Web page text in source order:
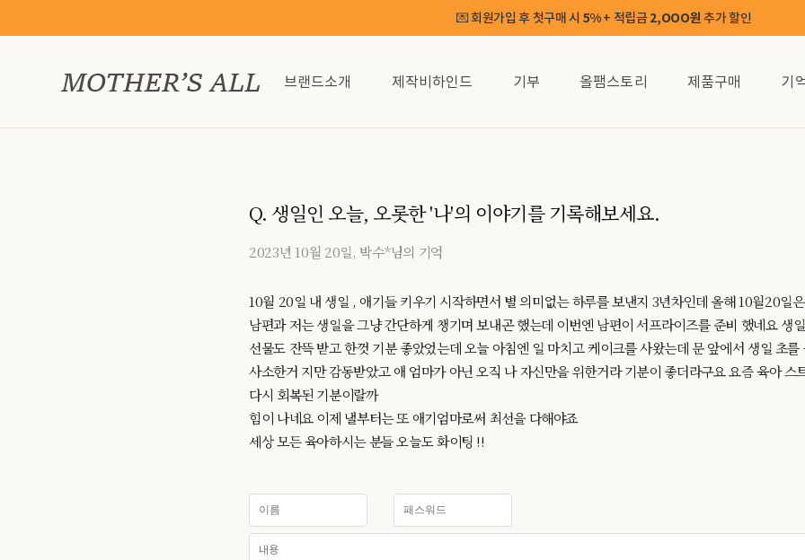
💌 회원가입 후 첫구매 시 5%+ 적립금2,OOO원추가 할인
브랜드소개 제작비하인드 기부 올팸스토리 제품구매 기
Q. 생일인 오늘, 오롯한 '나'의 이야기를 기록해보세요.
2023년 10월 20일, 박수*님의 기억
10월 20일 내 생일 , 애기들 키우기 시작하면서 별 의미없는 하루를 보낸지 3년차인데 올해 10월20일
남편과 저는 생일을 그냥 간단하게 챙기며 보내곤 했는데 이번엔 남편이 서프라이즈를 준비 했네요 생
선물도 잔뜩 받고 한껏 기분 좋았었는데 오늘 아침엔 일 마치고 케이크를 사왔는데 문 앞에서 생일 초
사소한거 지만 감동받았고 애 엄마가 아닌 오직 나 자신만을 위한거라 기분이 좋더라구요 요즘 육아 스
다시 회복된 기분이랄까
힘이 나네요 이제 낼부터는 또 애기엄마로써 최선을 다해야죠
세상 모든 육아하시는 분들 오늘도 화이팅 !!